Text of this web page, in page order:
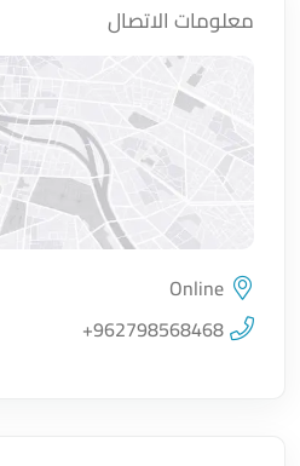
معلومات الاتصال
اضغط لتحميل الموقع
Online
+962798568468